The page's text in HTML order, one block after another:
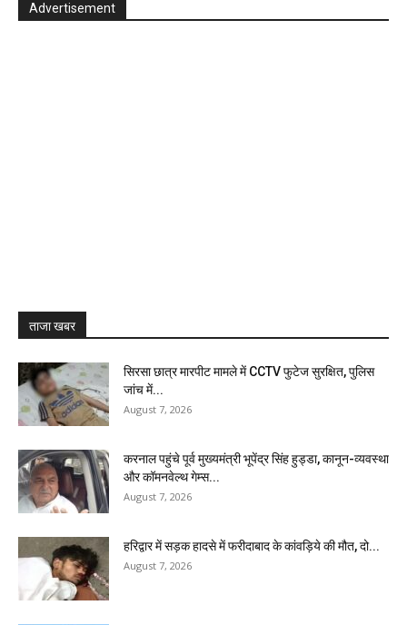
Advertisement
ताजा खबर
सिरसा छात्र मारपीट मामले में CCTV फुटेज सुरक्षित, पुलिस
जांच में...
August 7, 2026
करनाल पहुंचे पूर्व मुख्यमंत्री भूपेंद्र सिंह हुड्डा, कानून-व्यवस्था
और कॉमनवेल्थ गेम्स...
August 7, 2026
हरिद्वार में सड़क हादसे में फरीदाबाद के कांवड़िये की मौत, दो...
August 7, 2026